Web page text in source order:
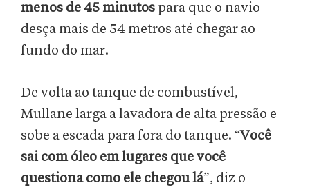
menos de 45 minutos para que o navio
desça mais de 54 metros até chegar ao
fundo do mar.
De volta ao tanque de combustível,
Mullane larga a lavadora de alta pressão e
sobe a escada para fora do tanque. “Você
sai com óleo em lugares que você
questiona como ele chegou lá”, diz o